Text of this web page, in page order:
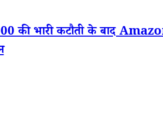
भारी कटौती के बाद